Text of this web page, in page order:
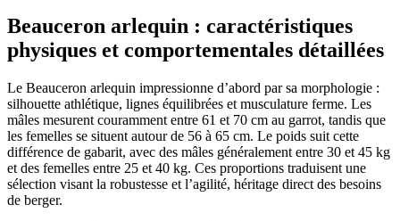
Beauceron arlequin : caractéristiques
physiques et comportementales détaillées
Le Beauceron arlequin impressionne d’abord par sa morphologie :
silhouette athlétique, lignes équilibrées et musculature ferme. Les
mâles mesurent couramment entre 61 et 70 cm au garrot, tandis que
les femelles se situent autour de 56 à 65 cm. Le poids suit cette
différence de gabarit, avec des mâles généralement entre 30 et 45 kg
et des femelles entre 25 et 40 kg. Ces proportions traduisent une
sélection visant la robustesse et l’agilité, héritage direct des besoins
de berger.